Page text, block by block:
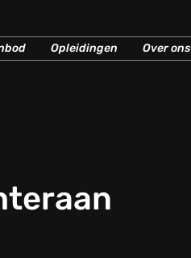
Opleidingen Over ons